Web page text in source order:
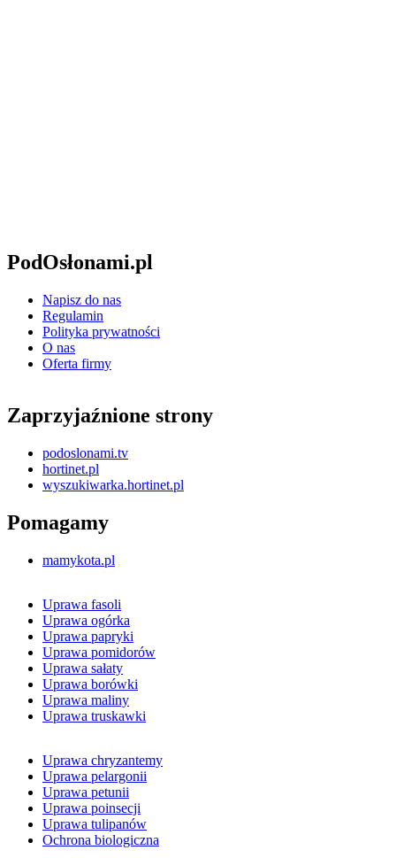
PodOsłonami.pl
Napisz do nas
Regulamin
Polityka prywatności
O nas
Oferta firmy
Zaprzyjaźnione strony
podoslonami.tv
hortinet.pl
wyszukiwarka.hortinet.pl
Pomagamy
mamykota.pl
Uprawa fasoli
Uprawa ogórka
Uprawa papryki
Uprawa pomidorów
Uprawa sałaty
Uprawa borówki
Uprawa maliny
Uprawa truskawki
Uprawa chryzantemy
Uprawa pelargonii
Uprawa petunii
Uprawa poinsecji
Uprawa tulipanów
Ochrona biologiczna